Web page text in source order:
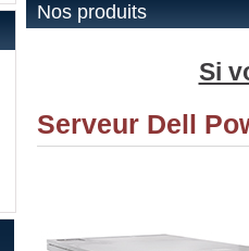
Nos produits
Si
Serveur Dell